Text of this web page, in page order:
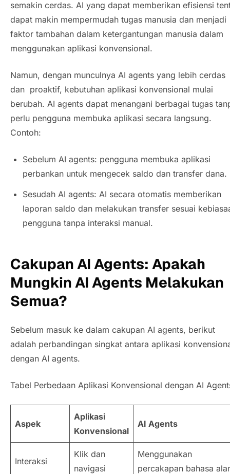
semakin cerdas. AI yang dapat memberikan efisiensi
dapat makin mempermudah tugas manusia dan menjadi
faktor tambahan dalam ketergantungan manusia dalam
menggunakan aplikasi konvensional.
Namun, dengan munculnya AI agents yang lebih cerdas
dan proaktif, kebutuhan aplikasi konvensional mulai
berubah. AI agents dapat menangani berbagai tugas
perlu pengguna membuka aplikasi secara langsung.
Contoh:
Sebelum AI agents: pengguna membuka aplikasi
perbankan untuk mengecek saldo dan transfer dana.
Sesudah AI agents: AI secara otomatis memberikan
laporan saldo dan melakukan transfer sesuai
pengguna tanpa interaksi manual.
CakupanAI Agents: Apakah
MungkinAI Agents Melakukan
Semua?
Sebelum masuk ke dalam cakupan AI agents, berikut
adalah perbandingan singkat antara aplikasi
dengan AI agents.
Tabel Perbedaan Aplikasi Konvensional dengan AI
Aspek
Aplikasi
Konvensional
AI Agents
Interaksi
Klik dan
navigasi
Menggunakan
percakapan bahasa